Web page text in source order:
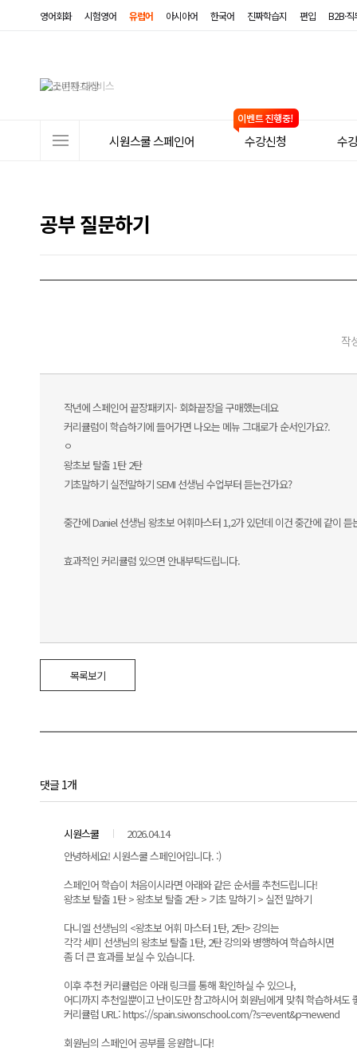
영어회화 시험영어 유럽어 아시아어 한국어 진짜학습지 편입 B2B·
뉴
시원스쿨 스페인어 수강신청 수
공부 질문하기
작
작년에 스페인어 끝장패키지- 회화끝장을 구매했는데요
커리큘럼이 학습하기에 들어가면 나오는 메뉴 그대로가 순서인가요?.
ㅇ
왕초보 탈출 1탄 2탄
기초말하기 실전말하기 SEMI 선생님 수업부터 듣는건가요?
중간에 Daniel 선생님 왕초보 어휘마스터 1,2가 있던데 이건 중간에 같이 듣
효과적인 커리큘럼 있으면 안내부탁드립니다.
목록보기
댓글 1개
시원스쿨
2026.04.14
안녕하세요! 시원스쿨 스페인어입니다. :)
스페인어 학습이 처음이시라면 아래와 같은 순서를 추천드립니다!
왕초보 탈출 1탄 > 왕초보 탈출 2탄 > 기초 말하기 > 실전 말하기
다니엘 선생님의 <왕초보 어휘 마스터 1탄, 2탄> 강의는
각각 세미 선생님의 왕초보 탈출 1탄, 2탄 강의와 병행하여 학습하시면
좀 더 큰 효과를 보실 수 있습니다.
이후 추천 커리큘럼은 아래 링크를 통해 확인하실 수 있으나,
어디까지 추천일뿐이고 난이도만 참고하시어 회원님에게 맞춰 학습하셔도
커리큘럼 URL: https://spain.siwonschool.com/?s=event&p=newend
회원님의 스페인어 공부를 응원합니다!